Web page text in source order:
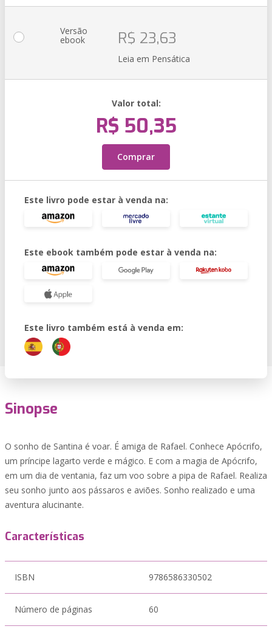
Versão
ebook R$ 23,63
Leia em Pensática
Valor total:
R$ 50,35
Comprar
Este livro pode estar à venda na:
Este ebook também pode estar à venda na:
Este livro também está à venda em:
Sinopse
O sonho de Santina é voar. É amiga de Rafael. Conhece Apócrifo,
um príncipe lagarto verde e mágico. E com a magia de Apócrifo,
em um dia de ventania, faz um voo sobre a pipa de Rafael. Realiza
seu sonho junto aos pássaros e aviões. Sonho realizado e uma
aventura alucinante.
Características
ISBN 9786586330502
Número de páginas 60